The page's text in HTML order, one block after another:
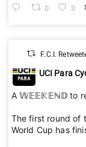
0 3
F.C.I.
UCI Para
A 𝕎𝔼𝔼𝕂𝔼ℕ𝔻 to
The first round
World Cup has